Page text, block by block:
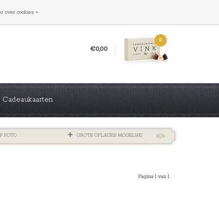
€0,00
0
Cadeaukaarten
FOTO GROTE OPLAGES MOGELIJK!
Pagina 1 van 1
over cookies »